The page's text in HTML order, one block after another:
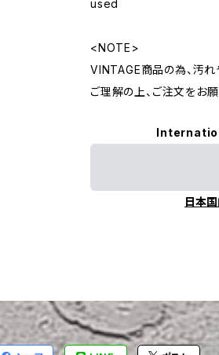
used
<NOTE>
VINTAGE商品の為、汚れ
ご理解の上、ご注文をお願
日本